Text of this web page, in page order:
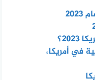
في أمريكا،